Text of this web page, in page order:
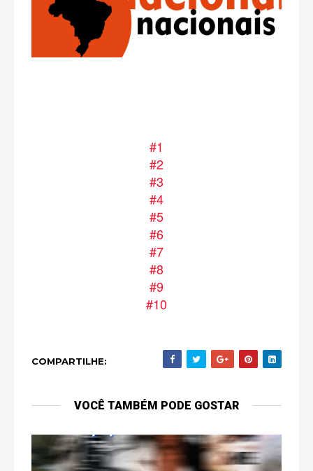
#1
#2
#3
#4
#5
#6
#7
#8
#9
#10
COMPARTILHE:
VOCÊ TAMBÉM PODE GOSTAR